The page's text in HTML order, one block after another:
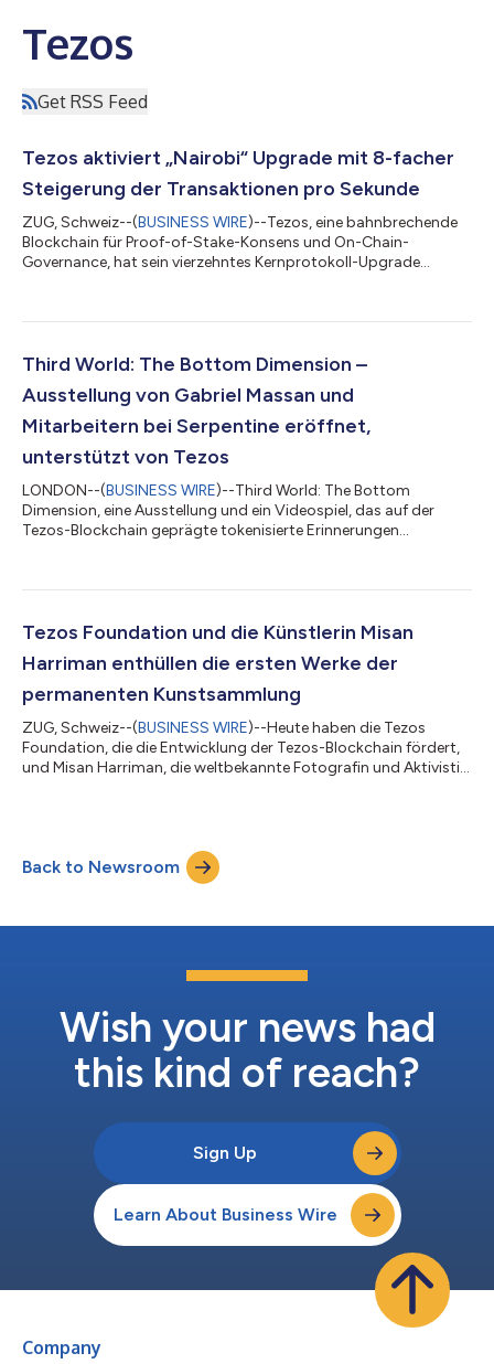
Tezos
Get RSS Feed
Tezos aktiviert „Nairobi“ Upgrade mit 8-facher
Steigerung der Transaktionen pro Sekunde
ZUG, Schweiz--(BUSINESS WIRE)--Tezos, eine bahnbrechende
Blockchain für Proof-of-Stake-Konsens und On-Chain-
Governance, hat sein vierzehntes Kernprotokoll-Upgrade
indem es mehrere Updates und Verbesserungen des Tezos-
Rollups, der branchenführenden Skalierungslösung von Tezos.
Third World: The Bottom Dimension –
Ausstellung von Gabriel Massan und
Mitarbeitern bei Serpentine eröffnet,
unterstützt von Tezos
LONDON--(BUSINESS WIRE)--Third World: The Bottom
Dimension, eine Ausstellung und ein Videospiel, das auf der
Tezos-Blockchain geprägte tokenisierte Erinnerungen
Massan konzipierte das Projekt in Zusammenarbeit mit den
Novíssimo Edgar, Jota Mombaça, Ventura Profana und der
Tezos Foundation und die Künstlerin Misan
Harriman enthüllen die ersten Werke der
permanenten Kunstsammlung
ZUG, Schweiz--(BUSINESS WIRE)--Heute haben die Tezos
Foundation, die die Entwicklung der Tezos-Blockchain fördert,
und Misan Harriman, die weltbekannte Fotografin und Aktivistin,
Kunstgalerie ausgestellt, die am 16. Juni auf der Website der
Sammlung für die Öffentlichkeit zugänglich gemacht wird. Die
Back to Newsroom
Wish your news had
this kind of reach?
Sign Up
Learn About Business Wire
Company